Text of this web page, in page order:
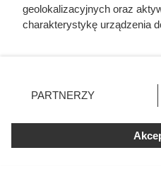
geolokalizacyjnych oraz
charakterystykę urządzenia
zmienić/wycofać klikając
znajdujący się w lewym
użytkownika, ale masz
przetwarzaniu. Preferencje
PARTNERZY